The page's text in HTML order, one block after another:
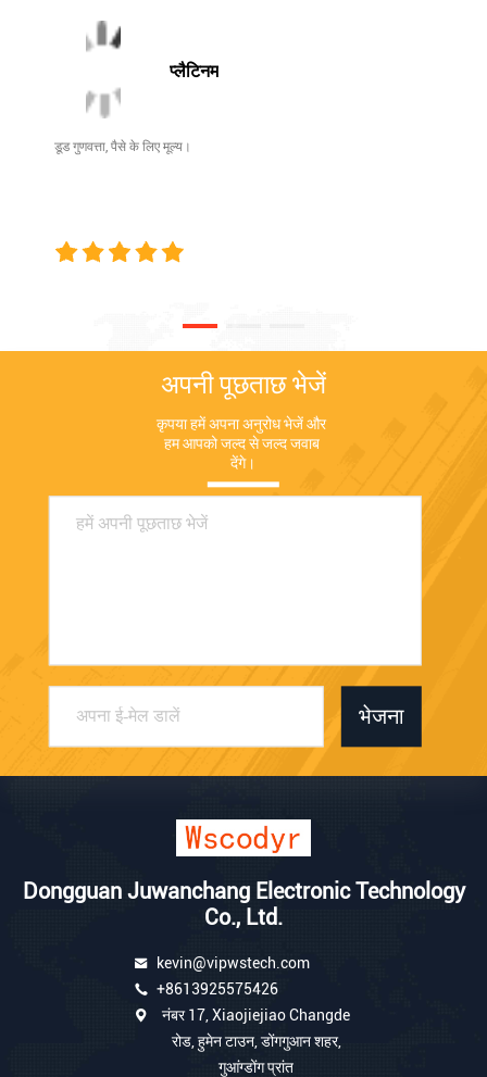
प्लैटिनम
डूड गुणवत्ता, पैसे के लिए मूल्य।
अपनी पूछताछ भेजें
कृपया हमें अपना अनुरोध भेजें और
हम आपको जल्द से जल्द जवाब
देंगे।
भेजना
Dongguan Juwanchang Electronic Technology
Co., Ltd.
kevin@vipwstech.com
+8613925575426
नंबर 17, Xiaojiejiao Changde
रोड, हुमेन टाउन, डोंगगुआन शहर,
गुआंग्डोंग प्रांत